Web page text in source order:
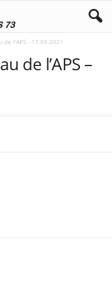
de l'APS - 17.09.2021
de l’APS –